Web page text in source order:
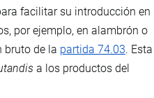
facilitar su introducción en
por ejemplo, en alambrón o
bruto de la partida 74.03. Esta
a los productos del